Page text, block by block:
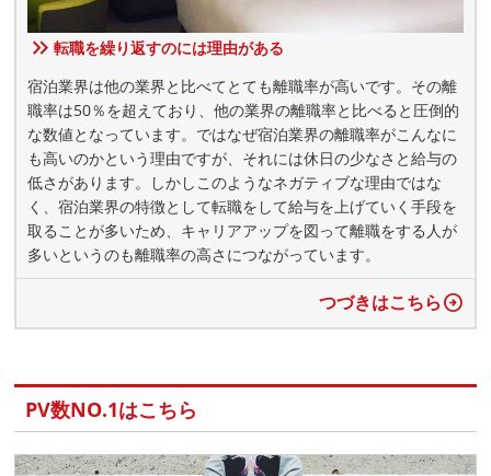
転職を繰り返すのには理由がある
宿泊業界は他の業界と比べてとても離職率が高いです。その離
職率は50％を超えており、他の業界の離職率と比べると圧倒的
な数値となっています。ではなぜ宿泊業界の離職率がこんなに
も高いのかという理由ですが、それには休日の少なさと給与の
低さがあります。しかしこのようなネガティブな理由ではな
く、宿泊業界の特徴として転職をして給与を上げていく手段を
取ることが多いため、キャリアアップを図って離職をする人が
多いというのも離職率の高さにつながっています。
つづきはこちら
PV数NO.1はこちら